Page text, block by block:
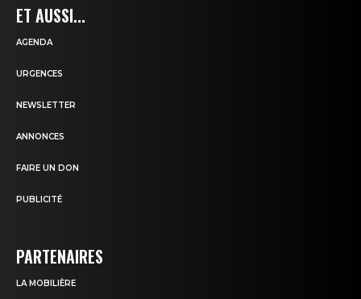
ET AUSSI...
AGENDA
URGENCES
NEWSLETTER
ANNONCES
FAIRE UN DON
PUBLICITÉ
PARTENAIRES
LA MOBILIÈRE